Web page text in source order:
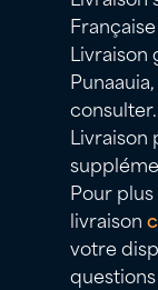
Française
Livraison
consulter.
Livraison
Pour
livraison
votre